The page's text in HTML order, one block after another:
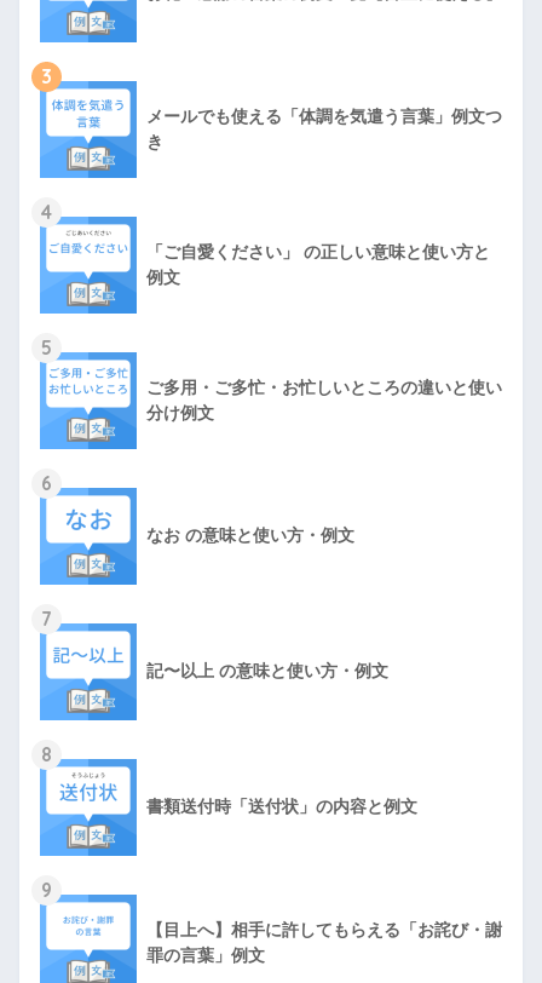
3
メールでも使える「体調を気遣う言葉」例文つ
き
4
「ご自愛ください」 の正しい意味と使い方と
例文
5
ご多用・ご多忙・お忙しいところの違いと使い
分け例文
6
なお の意味と使い方・例文
7
記〜以上 の意味と使い方・例文
8
書類送付時「送付状」の内容と例文
9
【目上へ】相手に許してもらえる「お詫び・謝
罪の言葉」例文